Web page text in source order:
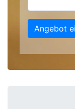
Angebot